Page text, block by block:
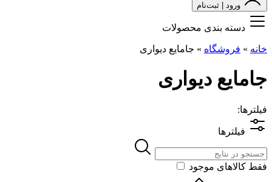
ورود | ثبت‌نام
دسته بندی محصولات
خانه » فروشگاه » جامایع دیواری
جامایع دیواری
فیلترها:
فیلترها
فقط کالاهای موجود